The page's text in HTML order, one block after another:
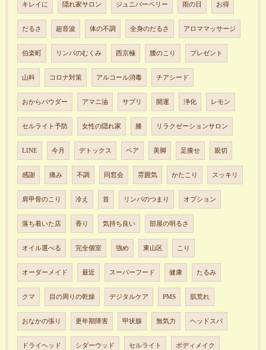
キレイに 隠れ家サロン ジュニパーベリー 雨の日 お得
だるさ 超音波 体の不調 全身のだるさ アロママッサージ
伯楽町 リンパのむくみ 西京極 腰のこり プレゼント
山科 コロナ対策 アルコール消毒 チアシード
おからパウダー アマニ油 サプリ 開運 浄化 レモン
セルライト予防 女性の隠れ家 膝 リラクゼーションサロン
LINE 今月 デトックス ペア 美脚 足痩せ 親切
感謝 痛み 不調 同窓会 雰囲気 かたこり スッキリ
肩甲骨のこり 冷え 首 リンパのつまり オプション
落ち着いた店 香り 気持ち良い 部屋の明るさ
オイル選べる 完全個室 強め 東山区 こり
オーダーメイド 最近 スーパーフード 健康 たるみ
クマ 目の周りの乾燥 デジタルケア PMS 肌荒れ
おなかの張り 更年期障害 甲状腺 無気力 ヘッドスパ
ドライヘッド シダーウッド セルライト ボディメイク